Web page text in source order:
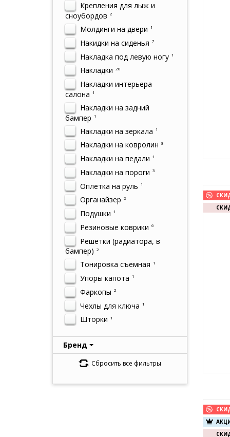
Крепления для лыж и
сноубордов 2
Молдинги на двери 1
Накидки на сиденья 7
Накладка под левую ногу 1
Накладки 20
Накладки интерьера
салона
1
Накладки на задний
бампер
1
Накладки на зеркала 1
Накладки на ковролин 8
Накладки на педали 1
Накладки на пороги 3
Оплетка на руль 1
Органайзер 2
Подушки 1
Резиновые коврики 6
Решетки (радиатора, в
бампер) 2
Тонировка съемная 1
Упоры капота 1
Фаркопы 2
Чехлы для ключа 1
Шторки 1
Бренд
Сбросить все фильтры